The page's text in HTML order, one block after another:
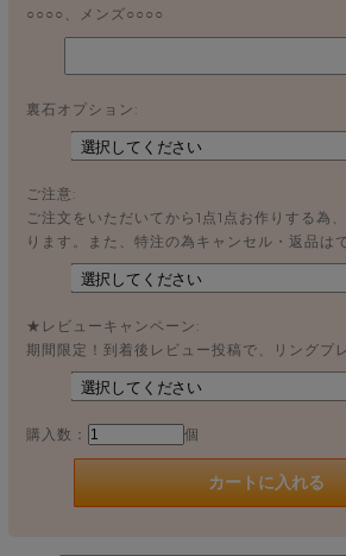
○○○○、メンズ○○○○
裏石オプション:
ご注意:
ご注文をいただいてから1点1点お作りする為
ります。また、特注の為キャンセル・返品は
★レビューキャンペーン:
期間限定！到着後レビュー投稿で、リングプ
購入数： 個